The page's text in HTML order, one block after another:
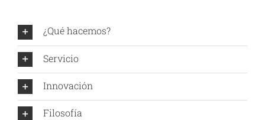
¿Qué hacemos?
Servicio
Innovación
Filosofía